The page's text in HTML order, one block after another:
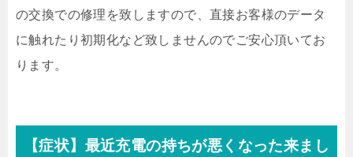
の交換での修理を致しますので、直接お客様のデータ
に触れたり初期化など致しませんのでご安心頂いてお
ります。
【症状】最近充電の持ちが悪くなった来まし